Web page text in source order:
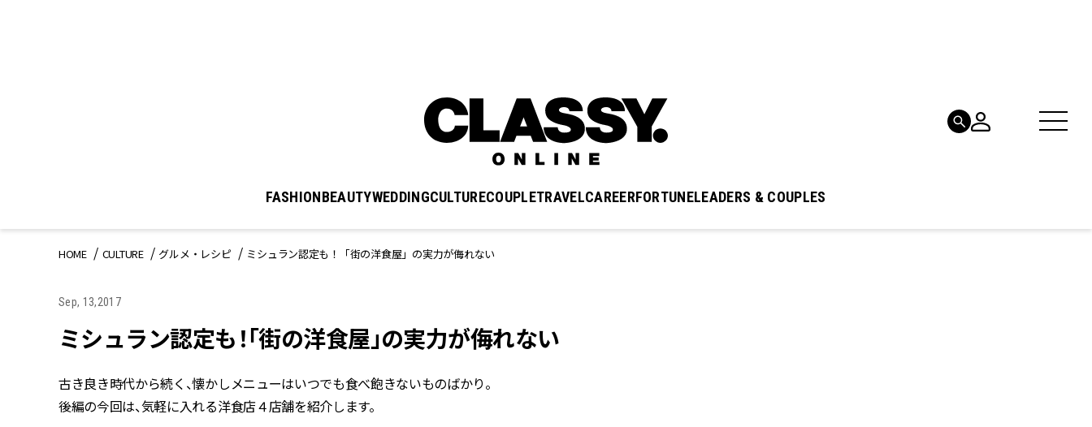
FASHIONBEAUTYWEDDINGCULTURECOUPLETRAVELCAREERFORTUNELEADERS & COUPLES
HOME CULTURE グルメ・レシピ ミシュラン認定も！「街の洋食屋」の実力が侮れない
Sep, 13,2017
ミシュラン認定も！「街の洋食屋」の実力が侮れない
古き良き時代から続く、懐かしメニューはいつでも食べ飽きないものばかり。
後編の今回は、気軽に入れる洋食店４店舗を紹介します。